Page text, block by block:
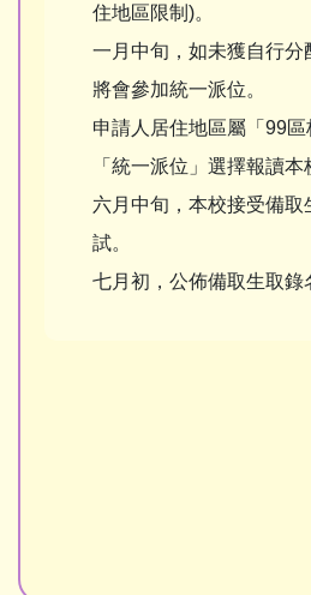
住地區限制)。
一月中旬，如未獲自行分
將會參加統一派位。
申請人居住地區屬「99
「統一派位」選擇報讀本
六月中旬，本校接受備取
試。
七月初，公佈備取生取錄